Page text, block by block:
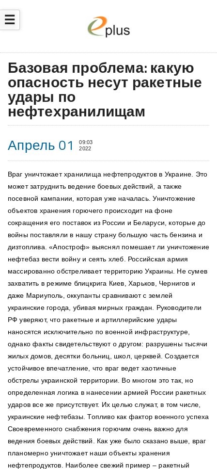
☰
Базовая проблема: какую
опасность несут ракетные
удары по
нефтехранилищам
Апрель 01
09:03
2022
Враг уничтожает хранилища нефтепродуктов в Украине. Это
может затруднить ведение боевых действий, а также
посевной кампании, которая уже началась. Уничтожение
объектов хранения горючего происходит на фоне
сокращения его поставок из России и Беларуси, которые до
войны поставляли в нашу страну большую часть бензина и
дизтоплива. «Апостроф» выяснял помешает ли уничтожение
нефтебаз вести войну и сеять хлеб. Российская армия
массированно обстреливает территорию Украины. Не сумев
захватить в режиме блицкрига Киев, Харьков, Чернигов и
даже Мариуполь, оккупанты сравнивают с землей
украинские города, убивая мирных граждан. Руководители
РФ уверяют, что ракетные и артиллерийские удары
наносятся исключительно по военной инфраструктуре,
однако факты свидетельствуют о другом: разрушены тысячи
жилых домов, десятки больниц, школ, церквей. Создается
устойчивое впечатление, что враг ведет хаотичные
обстрелы украинской территории. Во многом это так, но
определенная логика в нанесении армией России ракетных
ударов все же присутствует. Их целью служат, в том числе,
украинские нефтебазы. Топливо как фактор военного успеха
Своевременного снабжения горючим очень важно для
ведения боевых действий. Как уже было сказано выше, враг
планомерно уничтожает наши объекты хранения
нефтепродуктов. Наиболее свежий пример – ракетный